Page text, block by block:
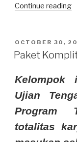
Continue reading
POSTED
ON
OCTOBER 30,
Paket
Kelompok
Ujian
Program
totalitas